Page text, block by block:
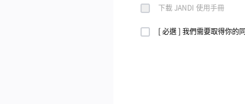
下載 JANDI 使用手冊
[ 必選 ] 我們需要取得你的